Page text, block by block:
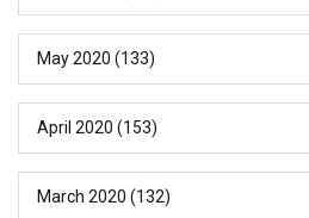
May 2020 (133)
April 2020 (153)
March 2020 (132)